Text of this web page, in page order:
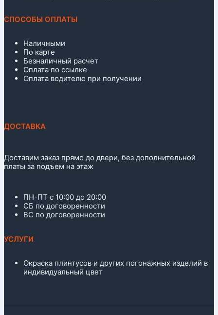
СПОСОБЫ ОПЛАТЫ
Наличными
По карте
Безналичный расчет
Оплата по ссылке
Оплата водителю при получении
ДОСТАВКА
Доставим заказ прямо до двери, без дополнительной
платы за подъем на этаж
ПН-ПТ с 10:00 до 20:00
СБ по договоренности
ВС по договоренности
УСЛУГИ
Окраска плинтусов и других погонажных изделий в
индивидуальный цвет